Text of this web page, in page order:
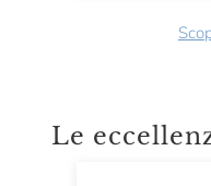
Le